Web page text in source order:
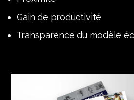
Gain de productivité
Transparence du modèle